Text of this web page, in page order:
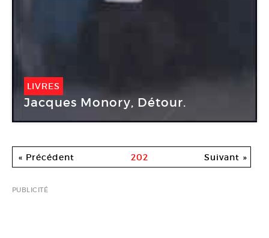
LIVRES
Jacques Monory, Détour.
« Précédent 202 Suivant »
PUBLICITÉ